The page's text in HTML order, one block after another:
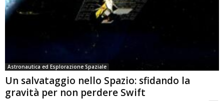
Astronautica ed Esplorazione Spaziale
Un salvataggio nello Spazio: sfidando la
gravità per non perdere Swift